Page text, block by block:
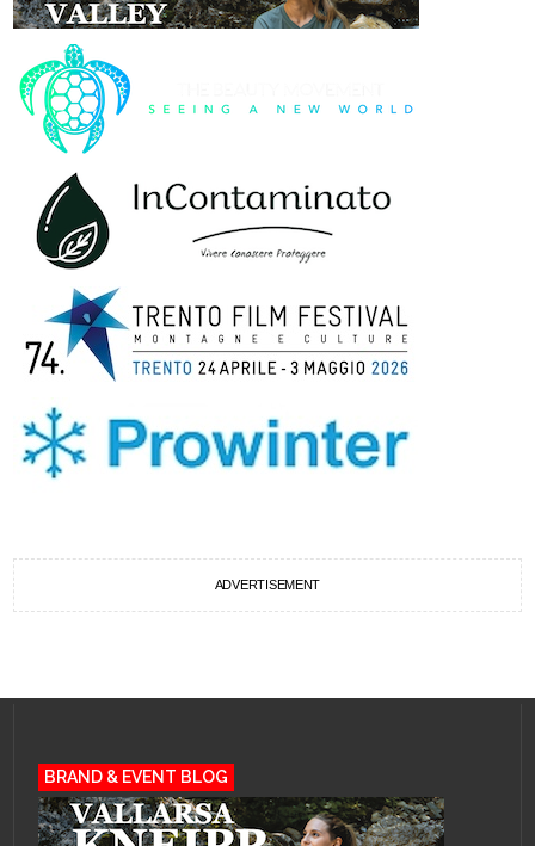
ADVERTISEMENT
BRAND & EVENT BLOG